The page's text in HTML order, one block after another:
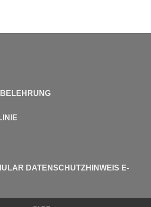
DATENSCHUTZHINWEIS E-